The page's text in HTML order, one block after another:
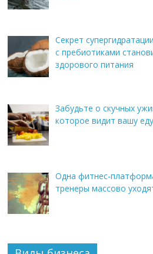
Секрет
с пребиотиками
здорового питания
Забудьте о скучных
которое видит вашу
Одна фитнес-
тренеры массово